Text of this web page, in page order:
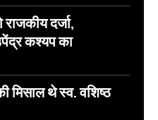
राजकीय दर्जा,
कश्यप का
मिसाल थे स्व. वशिष्ठ